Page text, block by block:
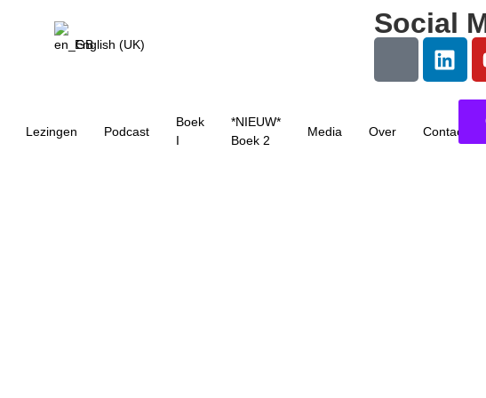
English (UK)
Social
Lezingen Podcast
Boek
I
*NIEUW*
Boek 2
Media Over Contact